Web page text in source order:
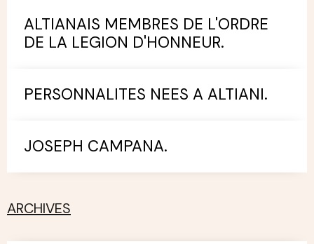
ALTIANAIS MEMBRES DE L'ORDRE
DE LA LEGION D'HONNEUR.
PERSONNALITES NEES A ALTIANI.
JOSEPH CAMPANA.
ARCHIVES